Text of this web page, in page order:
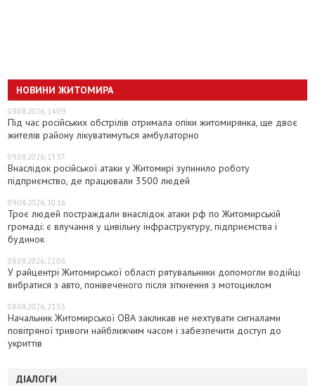
НОВИНИ ЖИТОМИРА
09.08.2026, 14:09
Під час російських обстрілів отримала опіки житомирянка, ще двоє
жителів району лікуватимуться амбулаторно
09.08.2026, 13:37
Внаслідок російської атаки у Житомирі зупинило роботу
підприємство, де працювали 3500 людей
09.08.2026, 10:16
Троє людей постраждали внаслідок атаки рф по Житомирській
громаді: є влучання у цивільну інфраструктуру, підприємства і
будинок
08.08.2026, 22:06
У райцентрі Житомирської області рятувальники допомогли водійці
вибратися з авто, понівеченого після зіткнення з мотоциклом
08.08.2026, 21:53
Начальник Житомирської ОВА закликав не нехтувати сигналами
повітряної тривоги найближчим часом і забезпечити доступ до
укриттів
ДІАЛОГИ